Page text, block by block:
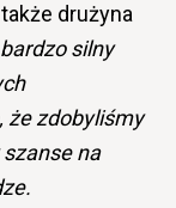
drużyna
silny
że zdobyliśmy
na